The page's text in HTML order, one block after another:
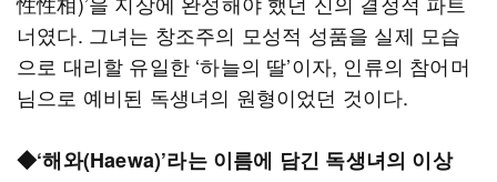
너였다. 그녀는 창조주의 모성적 성품을 실제 모습
으로 대리할 유일한 ‘하늘의 딸’이자, 인류의 참어머
님으로 예비된 독생녀의 원형이었던 것이다.
◆‘해와(Haewa)’라는 이름에 담긴 독생녀의 이상